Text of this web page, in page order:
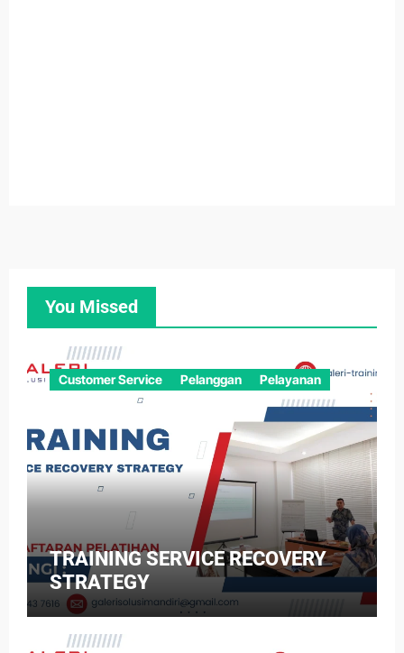
You Missed
Customer Service Pelanggan Pelayanan
TRAINING SERVICE RECOVERY
STRATEGY